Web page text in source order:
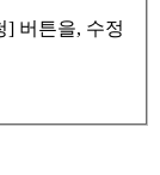
] 버튼을, 수정